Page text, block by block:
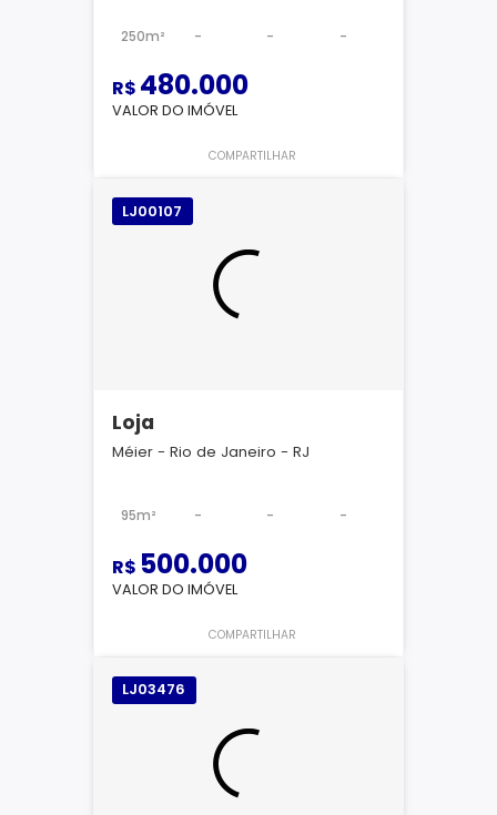
250m² - - -
R$ 480.000
VALOR DO IMÓVEL
COMPARTILHAR
LJ00107
Loja
Méier - Rio de Janeiro - RJ
95m² - - -
R$ 500.000
VALOR DO IMÓVEL
COMPARTILHAR
LJ03476